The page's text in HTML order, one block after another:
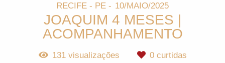
RECIFE - PE
10/MAIO/2025
JOAQUIM 4 MESES |
ACOMPANHAMENTO
131visualizações 0curtidas